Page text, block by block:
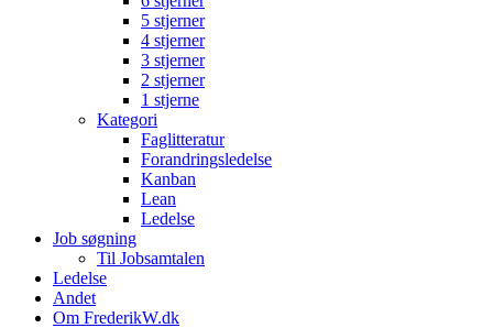
5 stjerner
4 stjerner
3 stjerner
2 stjerner
1 stjerne
Kategori
Faglitteratur
Forandringsledelse
Kanban
Lean
Ledelse
Job søgning
Til Jobsamtalen
Ledelse
Andet
Om FrederikW.dk